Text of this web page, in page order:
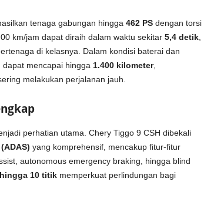
tenaga gabungan hingga 462 PSdengan torsi
km/jam dapat diraih dalam waktu sekitar 5,4 detik,
di kelasnya. Dalam kondisi baterai dan
mencapai hingga 1.400 kilometer,
melakukan perjalanan jauh.
perhatian utama. Chery Tiggo 9 CSH dibekali
yang komprehensif, mencakup fitur-fitur
autonomous emergency braking, hingga blind
10 titikmemperkuat perlindungan bagi